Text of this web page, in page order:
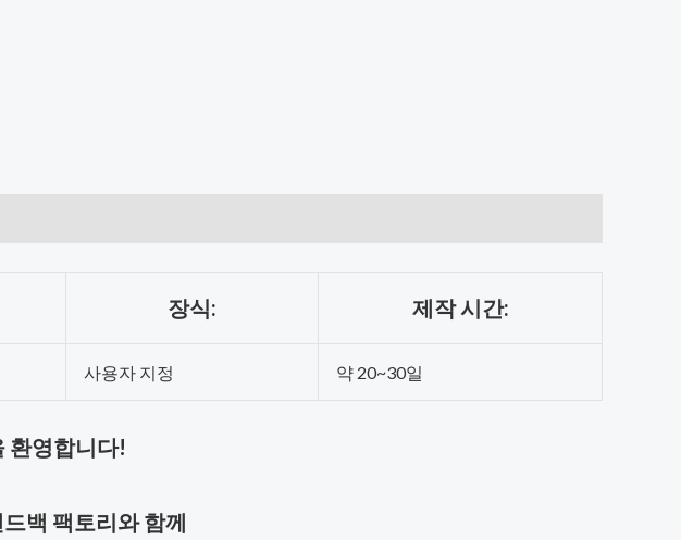
장식: 제작 시간:
사용자 지정 약 20~30일
환영합니다!
백 팩토리와 함께